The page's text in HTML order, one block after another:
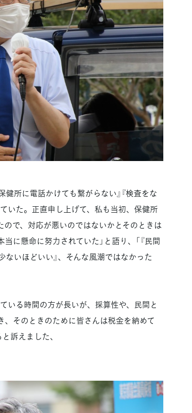
所に電話かけても繋がらない』『検査をな
いた。正直申し上げて、私も当初、保健所
で、対応が悪いのではないかとそのときは
に懸命に努力されていた」と語り、「『民間
ないほどいい』、そんな風潮ではなかった
いる時間の方が長いが、採算性や、民間と
そのときのために皆さんは税金を納めて
訴えました、